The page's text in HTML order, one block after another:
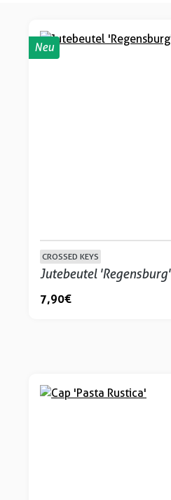
Neu
CROSSED KEYS
Jutebeutel 'Regensburg'
7,90 €